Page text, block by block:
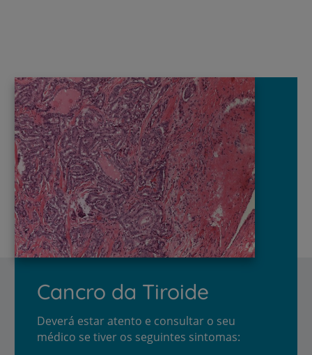
Cancro da Tiroide
Deverá estar atento e consultar o seu
médico se tiver os seguintes sintomas: